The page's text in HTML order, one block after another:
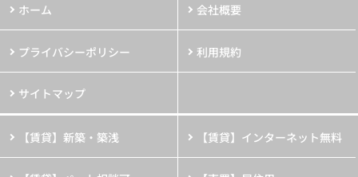
ホーム 会社概要
プライバシーポリシー 利用規約
サイトマップ
【賃貸】新築・築浅 【賃貸】インターネット無料